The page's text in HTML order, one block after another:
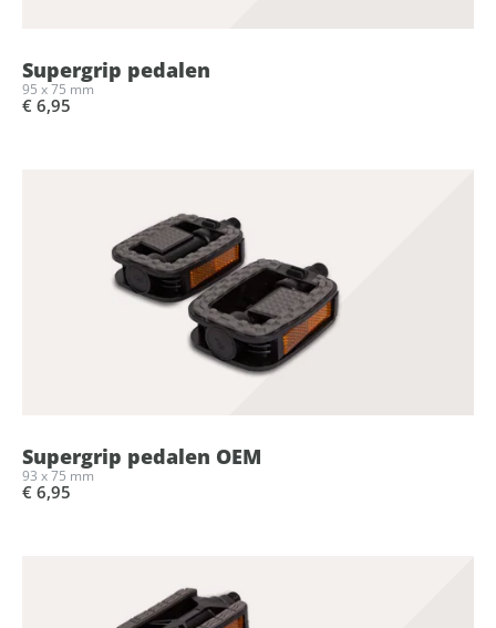
Supergrip pedalen
95 x 75 mm
€ 6,95
Supergrip pedalen OEM
93 x 75 mm
€ 6,95